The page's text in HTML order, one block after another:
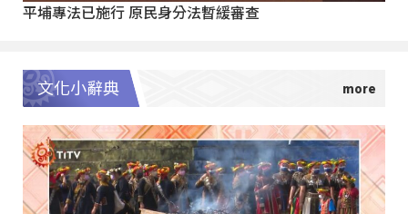
平埔專法已施行 原民身分法暫緩審查
文化小辭典